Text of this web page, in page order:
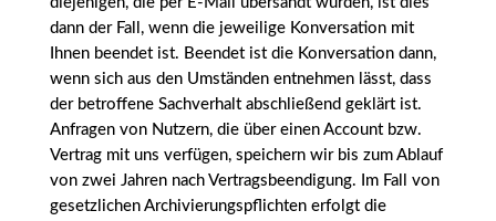
dann der Fall, wenn die jeweilige Konversation mit
Ihnen beendet ist. Beendet ist die Konversation dann,
wenn sich aus den Umständen entnehmen lässt, dass
der betroffene Sachverhalt abschließend geklärt ist.
Anfragen von Nutzern, die über einen Account bzw.
Vertrag mit uns verfügen, speichern wir bis zum Ablauf
von zwei Jahren nach Vertragsbeendigung. Im Fall von
gesetzlichen Archivierungspflichten erfolgt die